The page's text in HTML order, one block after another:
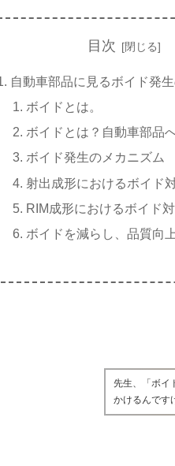
目次
自動車部品に見るボイド発
ボイドとは。
ボイドとは？自動車部品
ボイド発生のメカニズム
射出成形におけるボイド
RIM成形におけるボイド
ボイドを減らし、品質向
先生、「ボイ
かけるんです